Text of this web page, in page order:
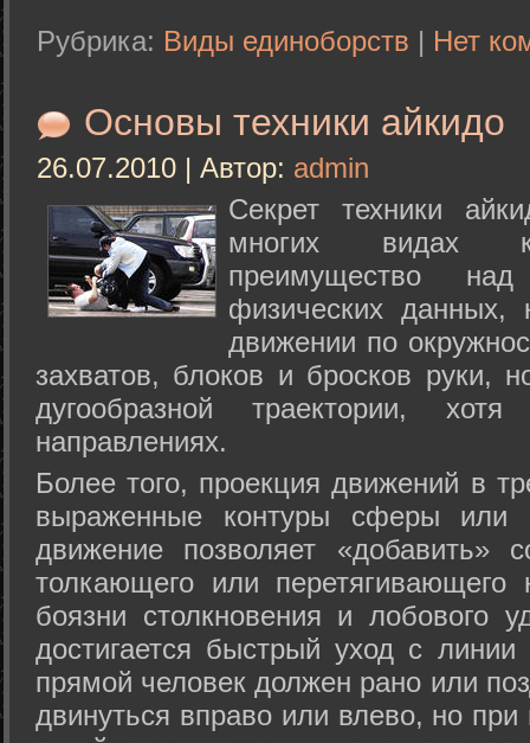
Рубрика: Виды единоборств | Нет
Основы техники айкидо
26.07.2010 | Автор: admin
Секрет техники
многих видах
преимущество
физических данных,
движении по
захватов, блоков и бросков руки,
дугообразной траектории,
направлениях.
Более того, проекция движений в
выраженные контуры сферы или
движение позволяет «добавить»
толкающего или перетягивающего
боязни столкновения и лобового
достигается быстрый уход с
прямой человек должен рано или
двинуться вправо или влево, но